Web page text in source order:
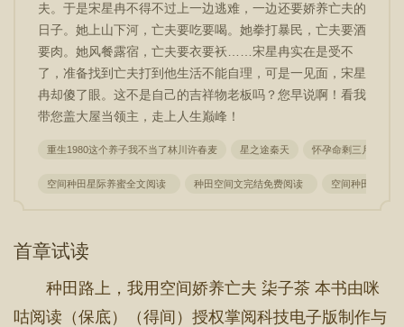
夫。于是宋星冉不得不过上一边逃难，一边还要娇养亡夫的
日子。她上山下河，亡夫要吃要喝。她拳打暴民，亡夫要酒
要肉。她风餐露宿，亡夫要衣要袄……宋星冉实在是受不
了，准备找到亡夫打到他生活不能自理，可是一见面，宋星
冉却傻了眼。这不是自己的吉祥物老板吗？您早说啊！看我
带您盖大屋当领主，走上人生巅峰！
重生1980这个养子我不当了林川许春麦 星之途秦天 怀孕命剩三月傅爷
空间种田星际养蜜全文阅读 种田空间文完结免费阅读 空间种田文陆
首章试读
种田路上，我用空间娇养亡夫 柒子茶 本书由咪
咕阅读（保底）（得间）授权掌阅科技电子版制作与